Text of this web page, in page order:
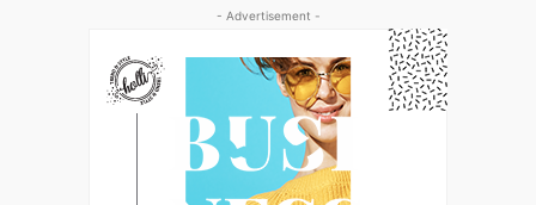
- Advertisement -